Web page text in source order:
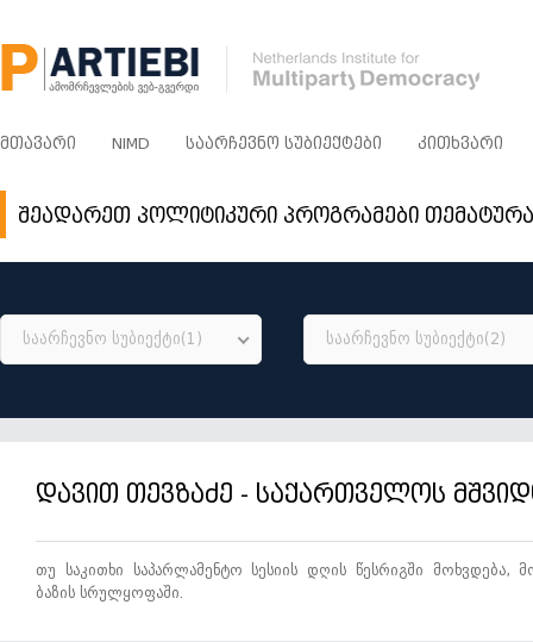
ᲛᲗᲐᲕᲐᲠᲘ NIMD ᲡᲐᲐᲠᲩᲔᲕᲜᲝ ᲡᲣᲑᲘᲔᲥᲢᲔᲑᲘ ᲙᲘᲗᲮᲕᲐᲠᲘ
შეადარეთ პოლიტიკური პროგრამები
საარჩევნო სუბიექტი(1) საარჩევნო სუბიექტი(2)
დავით თევზაძე - საქართველოს
თუ საკითხი საპარლამენტო სესიის დღის წესრიგში მოხვდება,
ბაზის სრულყოფაში.